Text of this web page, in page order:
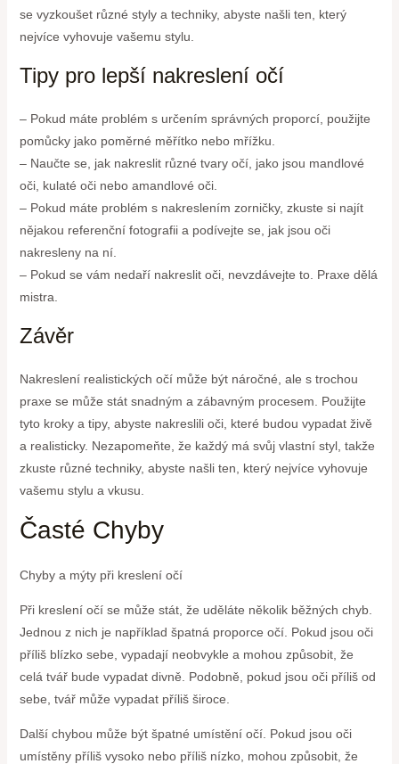
se vyzkoušet různé styly a techniky, abyste našli ten, který
nejvíce vyhovuje vašemu stylu.
Tipy pro lepší nakreslení očí
– Pokud máte problém s určením správných proporcí, použijte
pomůcky jako poměrné měřítko nebo mřížku.
– Naučte se, jak nakreslit různé tvary očí, jako jsou mandlové
oči, kulaté oči nebo amandlové oči.
– Pokud máte problém s nakreslením zorničky, zkuste si najít
nějakou referenční fotografii a podívejte se, jak jsou oči
nakresleny na ní.
– Pokud se vám nedaří nakreslit oči, nevzdávejte to. Praxe dělá
mistra.
Závěr
Nakreslení realistických očí může být náročné, ale s trochou
praxe se může stát snadným a zábavným procesem. Použijte
tyto kroky a tipy, abyste nakreslili oči, které budou vypadat živě
a realisticky. Nezapomeňte, že každý má svůj vlastní styl, takže
zkuste různé techniky, abyste našli ten, který nejvíce vyhovuje
vašemu stylu a vkusu.
Časté Chyby
Chyby a mýty při kreslení očí
Při kreslení očí se může stát, že uděláte několik běžných chyb.
Jednou z nich je například špatná proporce očí. Pokud jsou oči
příliš blízko sebe, vypadají neobvykle a mohou způsobit, že
celá tvář bude vypadat divně. Podobně, pokud jsou oči příliš od
sebe, tvář může vypadat příliš široce.
Další chybou může být špatné umístění očí. Pokud jsou oči
umístěny příliš vysoko nebo příliš nízko, mohou způsobit, že